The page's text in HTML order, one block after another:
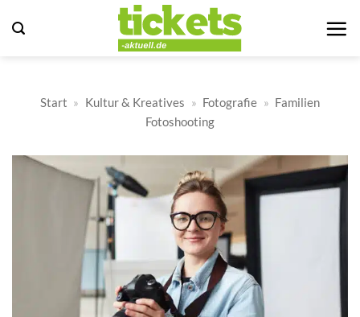
Inhalt
Start » Kultur & Kreatives » Fotografie » Familien
Fotoshooting